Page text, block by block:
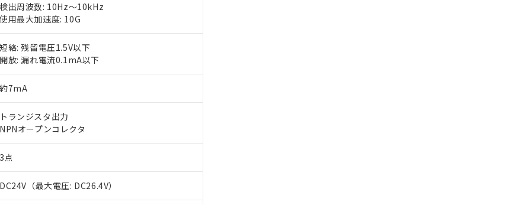
検出周波数: 10Hz～10kHz
使用最大加速度: 10G
短絡: 残留電圧1.5V以下
開放: 漏れ電流0.1mA以下
約7mA
トランジスタ出力
NPNオープンコレクタ
3点
DC24V（最大電圧: DC26.4V）